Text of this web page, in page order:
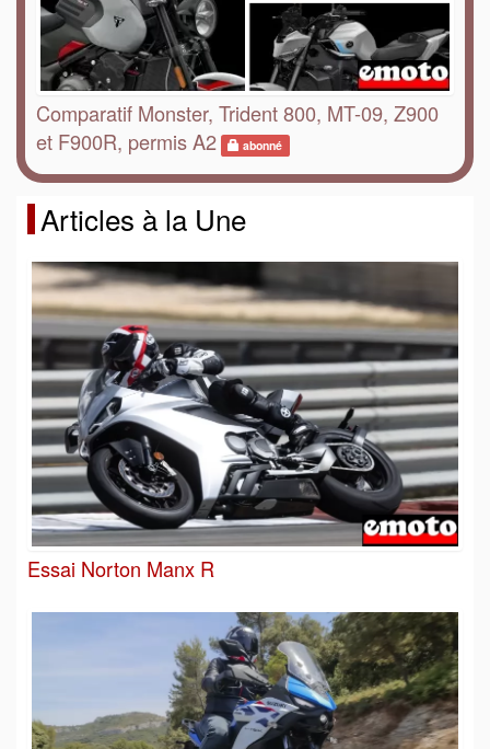
Comparatif Monster, Trident 800, MT-09, Z900
et F900R, permis A2
abonné
Articles à la Une
Essai Norton Manx R